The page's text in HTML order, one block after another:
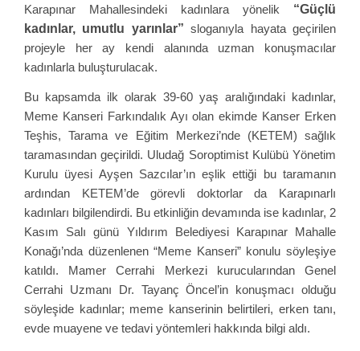
Karapınar Mahallesindeki kadınlara yönelik “Güçlü
kadınlar, umutlu yarınlar”sloganıyla hayata geçirilen
projeyle her ay kendi alanında uzman konuşmacılar
kadınlarla buluşturulacak.
Bu kapsamda ilk olarak 39-60 yaş aralığındaki kadınlar,
Meme Kanseri Farkındalık Ayı olan ekimde Kanser Erken
Teşhis, Tarama ve Eğitim Merkezi’nde (KETEM) sağlık
taramasından geçirildi. Uludağ Soroptimist Kulübü Yönetim
Kurulu üyesi Ayşen Sazcılar’ın eşlik ettiği bu taramanın
ardından KETEM’de görevli doktorlar da Karapınarlı
kadınları bilgilendirdi. Bu etkinliğin devamında ise kadınlar, 2
Kasım Salı günü Yıldırım Belediyesi Karapınar Mahalle
Konağı’nda düzenlenen “Meme Kanseri” konulu söyleşiye
katıldı. Mamer Cerrahi Merkezi kurucularından Genel
Cerrahi Uzmanı Dr. Tayanç Öncel’in konuşmacı olduğu
söyleşide kadınlar; meme kanserinin belirtileri, erken tanı,
evde muayene ve tedavi yöntemleri hakkında bilgi aldı.